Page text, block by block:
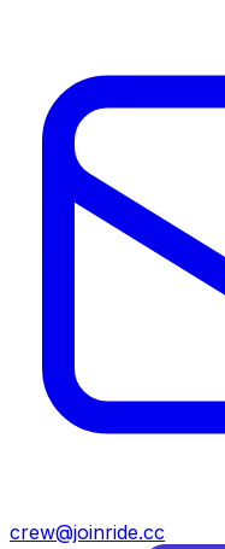
crew@joinride.cc